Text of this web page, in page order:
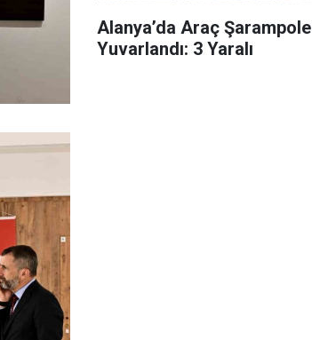
Alanya’da Araç Şarampole
Yuvarlandı: 3 Yaralı